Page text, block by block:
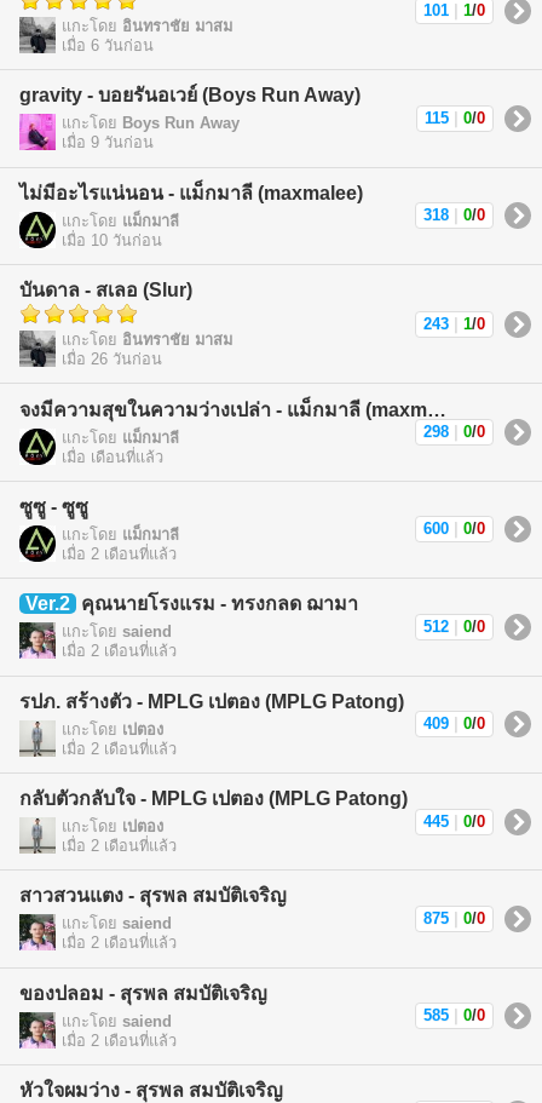
แกะโดย อินทราชัย มาสม
เมื่อ 6 วันก่อน
101 1/0
gravity - บอยรันอเวย์ (Boys Run Away)
แกะโดย Boys Run Away
เมื่อ 9 วันก่อน
115 0/0
ไม่มีอะไรแน่นอน - แม็กมาลี (maxmalee)
แกะโดย แม็กมาลี
เมื่อ 10 วันก่อน
318 0/0
บันดาล - สเลอ (Slur)
แกะโดย อินทราชัย มาสม
เมื่อ 26 วันก่อน
243 1/0
จงมีความสุขในความว่างเปล่า - แม็กมาลี (maxmalee)
แกะโดย แม็กมาลี
เมื่อ เดือนที่แล้ว
298 0/0
ซูซู - ซูซู
แกะโดย แม็กมาลี
เมื่อ 2 เดือนที่แล้ว
600 0/0
Ver.2 คุณนายโรงแรม - ทรงกลด ฌามา
แกะโดย saiend
เมื่อ 2 เดือนที่แล้ว
512 0/0
รปภ. สร้างตัว - MPLG เปตอง (MPLG Patong)
แกะโดย เปตอง
เมื่อ 2 เดือนที่แล้ว
409 0/0
กลับตัวกลับใจ - MPLG เปตอง (MPLG Patong)
แกะโดย เปตอง
เมื่อ 2 เดือนที่แล้ว
445 0/0
สาวสวนแตง - สุรพล สมบัติเจริญ
แกะโดย saiend
เมื่อ 2 เดือนที่แล้ว
875 0/0
ของปลอม - สุรพล สมบัติเจริญ
แกะโดย saiend
เมื่อ 2 เดือนที่แล้ว
585 0/0
หัวใจผมว่าง - สุรพล สมบัติเจริญ